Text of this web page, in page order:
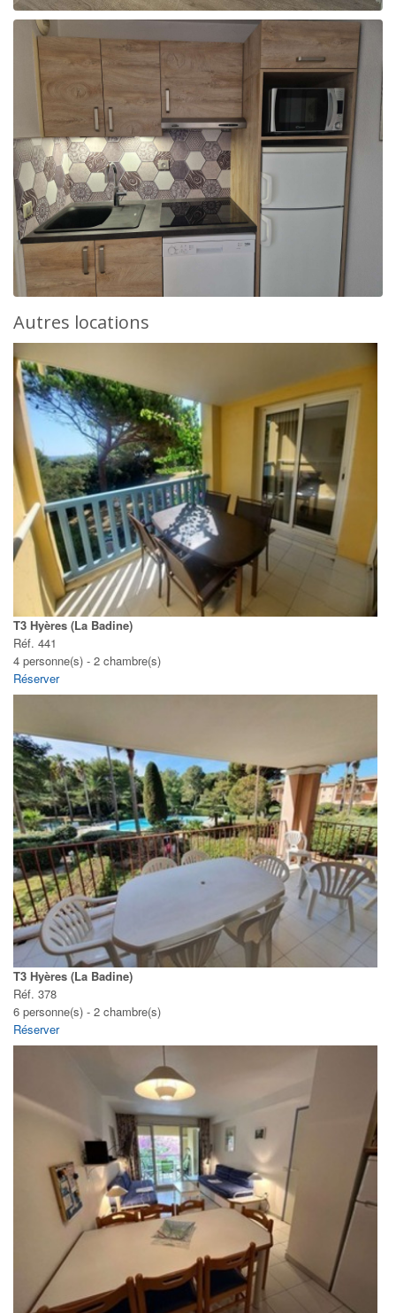
Autres locations
T3 Hyères (La Badine)
Réf. 441
4 personne(s) - 2 chambre(s)
Réserver
T3 Hyères (La Badine)
Réf. 378
6 personne(s) - 2 chambre(s)
Réserver